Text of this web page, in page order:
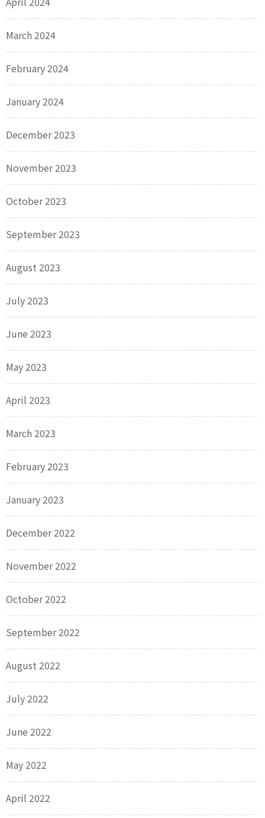
March 2024
February 2024
January 2024
December 2023
November 2023
October 2023
September 2023
August 2023
July 2023
June 2023
May 2023
April 2023
March 2023
February 2023
January 2023
December 2022
November 2022
October 2022
September 2022
August 2022
July 2022
June 2022
May 2022
April 2022